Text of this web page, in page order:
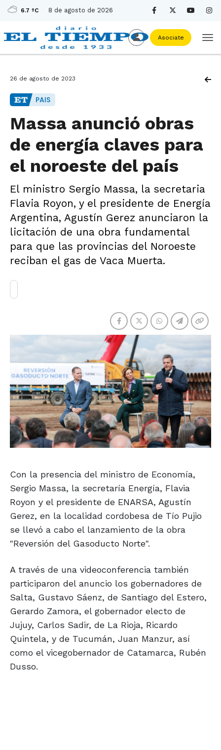
6.7 ºC 8 de agosto de 2026
Asociate
26 de agosto de 2023
PAIS
Massa anunció obras
de energía claves para
el noroeste del país
El ministro Sergio Massa, la secretaria
Flavia Royon, y el presidente de Energía
Argentina, Agustín Gerez anunciaron la
licitación de una obra fundamental
para que las provincias del Noroeste
reciban el gas de Vaca Muerta.
Con la presencia del ministro de Economía,
Sergio Massa, la secretaría Energía, Flavia
Royon y el presidente de ENARSA, Agustín
Gerez, en la localidad cordobesa de Tío Pujio
se llevó a cabo el lanzamiento de la obra
"Reversión del Gasoducto Norte".
A través de una videoconferencia también
participaron del anuncio los gobernadores de
Salta, Gustavo Sáenz, de Santiago del Estero,
Gerardo Zamora, el gobernador electo de
Jujuy, Carlos Sadir, de La Rioja, Ricardo
Quintela, y de Tucumán, Juan Manzur, así
como el vicegobernador de Catamarca, Rubén
Dusso.